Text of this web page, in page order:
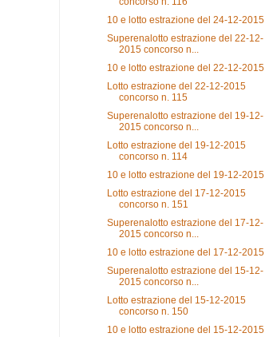
10 e lotto estrazione del 24-12-2015
Superenalotto estrazione del 22-12-
2015 concorso n...
10 e lotto estrazione del 22-12-2015
Lotto estrazione del 22-12-2015
concorso n. 115
Superenalotto estrazione del 19-12-
2015 concorso n...
Lotto estrazione del 19-12-2015
concorso n. 114
10 e lotto estrazione del 19-12-2015
Lotto estrazione del 17-12-2015
concorso n. 151
Superenalotto estrazione del 17-12-
2015 concorso n...
10 e lotto estrazione del 17-12-2015
Superenalotto estrazione del 15-12-
2015 concorso n...
Lotto estrazione del 15-12-2015
concorso n. 150
10 e lotto estrazione del 15-12-2015